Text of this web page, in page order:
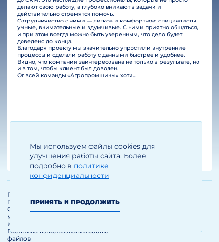
Мы используем файлы cookies для
улучшения работы сайта. Более
подробно в политике
конфиденциальности
ПРИНЯТЬ И ПРОДОЛЖИТЬ
делают свою работу, а глубоко вникают в задачи и
действительно стремятся помочь.
Сотрудничество с ними — лёгкое и комфортное: специалисты
умные, внимательные и вдумчивые. С ними приятно общаться,
и при этом всегда можно быть уверенным, что дело будет
доведено до конца.
Благодаря проекту мы значительно упростили внутренние
процессы и сделали работу с данными быстрее и удобнее.
Видно, что компания заинтересована не только в результате, но
и в том, чтобы клиент был доволен.
От всей команды «Агропромшины» хотим поблагодарить специалистов Legal Bridge за отличную работу и человеческое отношение.…
Егизарян И.А.
Генеральный директор
Политика обработки и защиты
персональных данных
Политика использования cookie-
файлов
Соглашение об использовании
материалов и сервисов
интернет-сайта